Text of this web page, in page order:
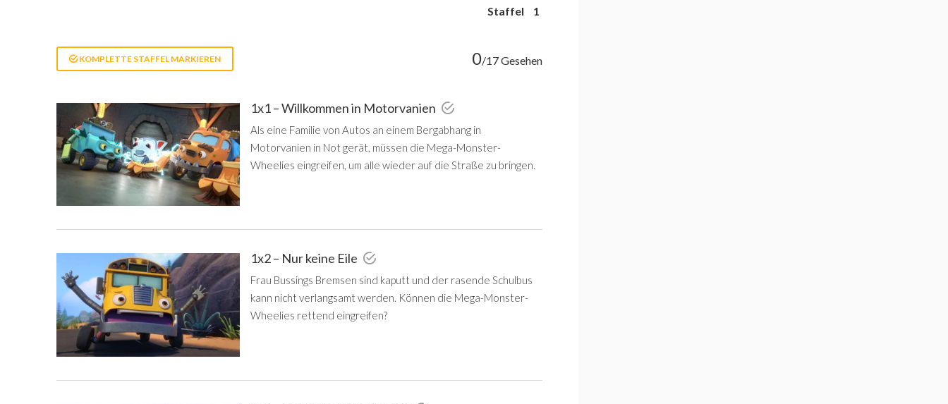
Staffel 1
KOMPLETTE STAFFEL MARKIEREN 0/17 Gesehen
1x1 – Willkommen in Motorvanien
Als eine Familie von Autos an einem Bergabhang in
Motorvanien in Not gerät, müssen die Mega-Monster-
Wheelies eingreifen, um alle wieder auf die Straße zu bringen.
1x2 – Nur keine Eile
Frau Bussings Bremsen sind kaputt und der rasende Schulbus
kann nicht verlangsamt werden. Können die Mega-Monster-
Wheelies rettend eingreifen?